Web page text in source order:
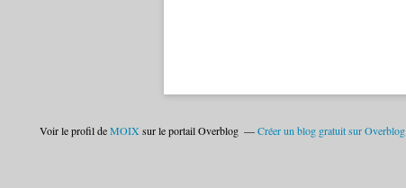
Voir le profil deMOIX sur le portail Overblog Créer un blog gratuit sur Overblog